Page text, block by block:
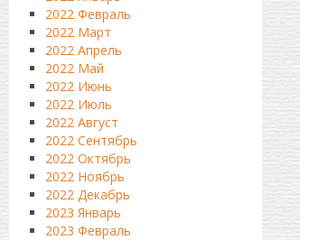
2022 Февраль
2022 Март
2022 Апрель
2022 Май
2022 Июнь
2022 Июль
2022 Август
2022 Сентябрь
2022 Октябрь
2022 Ноябрь
2022 Декабрь
2023 Январь
2023 Февраль